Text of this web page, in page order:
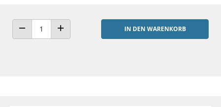
ANZAHL VERRINGERNANZAHL ERHÖHEN
IN DEN WARENKORB